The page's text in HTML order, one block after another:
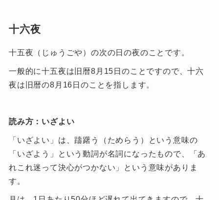
十六夜
十五夜（じゅうごや）の次の日の夜のことです。
一般的に十五夜は旧暦8月15日のことですので、十六
夜は旧暦の8月16日のことを指します。
読み方：いざよい
「いざよい」は、躊躇う（ためらう）という意味の
「いざよう」という動詞が名詞になったもので、「あ
れこれ迷って決心がつかない」という意味がありま
す。